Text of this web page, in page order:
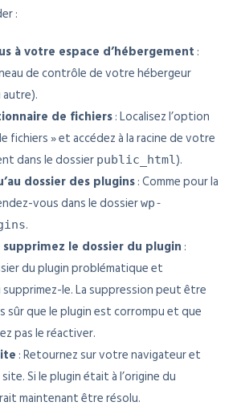
:
à votre espace d’hébergement :
de contrôle de votre hébergeur
autre).
de fichiers: Localisez l’option
fichiers » et accédez à la racine de votre
dans le dossier public_html).
dossier des plugins: Comme pour la
vous dans le dossierwp-
.
supprimez le dossier du plugin :
du plugin problématique et
le. La suppression peut être
sûr que le plugin est corrompu et que
pas le réactiver.
: Retournez sur votre navigateur et
Si le plugin était à l’origine du
maintenant être résolu.